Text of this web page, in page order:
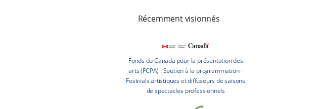
Récemment visionnés
Fonds du Canada pour la présentation des
arts (FCPA) : Soutien à la programmation -
Festivals artistiques et diffuseurs de saisons
de spectacles professionnels